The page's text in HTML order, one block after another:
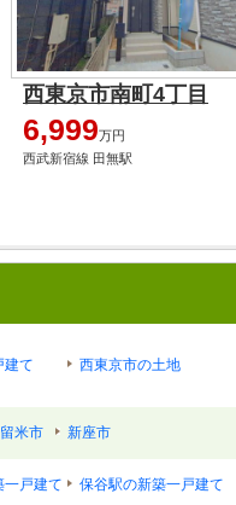
西東京市南町4丁目
6,999万円
西武新宿線 田無駅
建て 西東京市の土地
米市 新座市
一戸建て 保谷駅の新築一戸建て